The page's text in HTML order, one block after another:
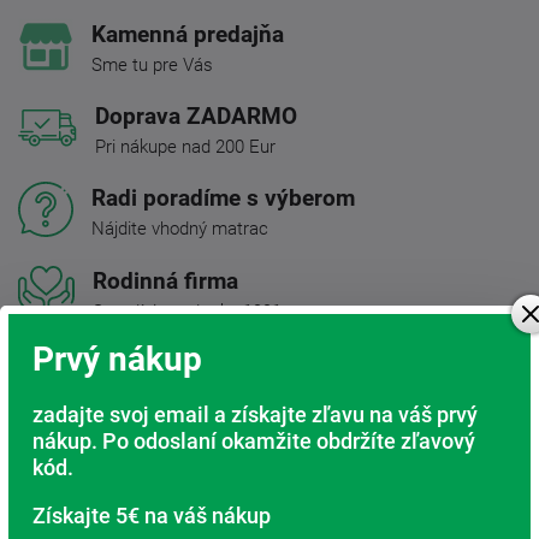
Kamenná predajňa
Sme tu pre Vás
Doprava ZADARMO
Pri nákupe nad 200 Eur
Radi poradíme s výberom
Nájdite vhodný matrac
Rodinná firma
S tradíciou od roku 1991
Popis produktu
Vyvarovacie, antialergická prikrývka Aneta
Vďaka použitým materiálom majú výrobky radu Aneta
Prvý nákup
zadajte svoj email a získajte zľavu na váš prvý
nákup. Po odoslaní okamžite obdržíte zľavový
kód.
Získajte 5€ na váš nákup